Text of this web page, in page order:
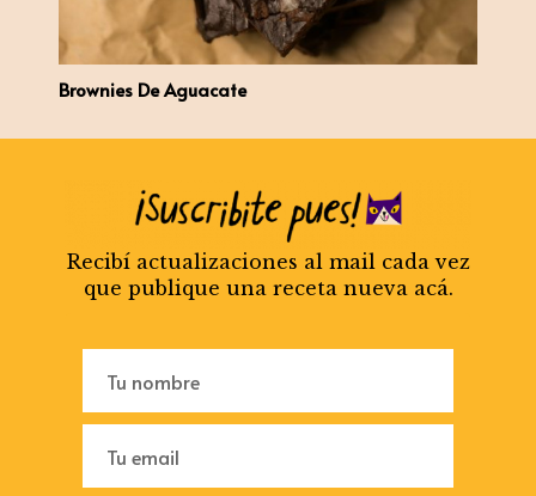
Brownies De Aguacate
Recibí actualizaciones al mail cada vez
que publique una receta nueva acá.